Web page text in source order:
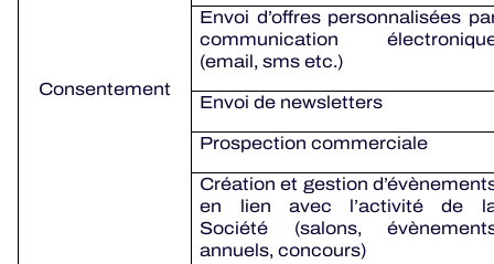
Consentement
Envoi d’offres personnalisées
communication
(email, sms etc.)
Envoi de newsletters
Prospection commerciale
Création et gestion
en lien avec l’activité de
Société (salons,
annuels, concours)